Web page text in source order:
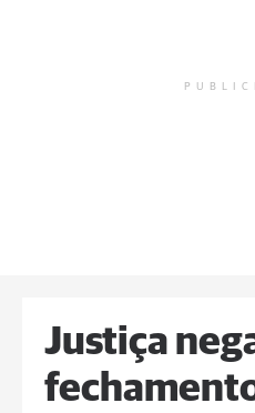
Justiça